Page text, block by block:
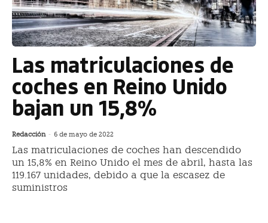
Las matriculaciones de
coches en Reino Unido
bajan un 15,8%
Redacción - 6 de mayo de 2022
Las matriculaciones de coches han descendido
un 15,8% en Reino Unido el mes de abril, hasta las
119.167 unidades, debido a que la escasez de
suministros